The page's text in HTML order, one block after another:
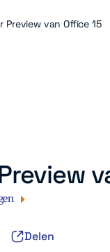
Preview van Office 15
Delen